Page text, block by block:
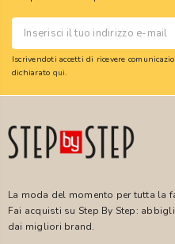
Iscrivendoti accetti di ricevere
dichiarato qui.
La moda del momento per tutta la
Fai acquisti su Step By Step:
dai migliori brand.